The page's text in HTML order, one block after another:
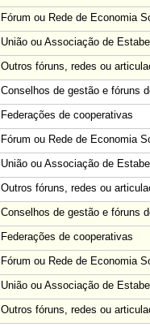
Fórum ou Rede de Economia
União ou Associação de
Outros fóruns, redes ou
Conselhos de gestão e fóruns
Federações de cooperativas
Fórum ou Rede de Economia
União ou Associação de
Outros fóruns, redes ou
Conselhos de gestão e fóruns
Federações de cooperativas
Fórum ou Rede de Economia
União ou Associação de
Outros fóruns, redes ou